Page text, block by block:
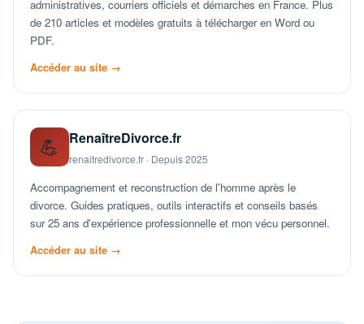
administratives, courriers officiels et démarches en France. Plus
de 210 articles et modèles gratuits à télécharger en Word ou
PDF.
Accéder au site →
💪 RenaîtreDivorce.fr
renaitredivorce.fr · Depuis 2025
Accompagnement et reconstruction de l'homme après le
divorce. Guides pratiques, outils interactifs et conseils basés
sur 25 ans d'expérience professionnelle et mon vécu personnel.
Accéder au site →